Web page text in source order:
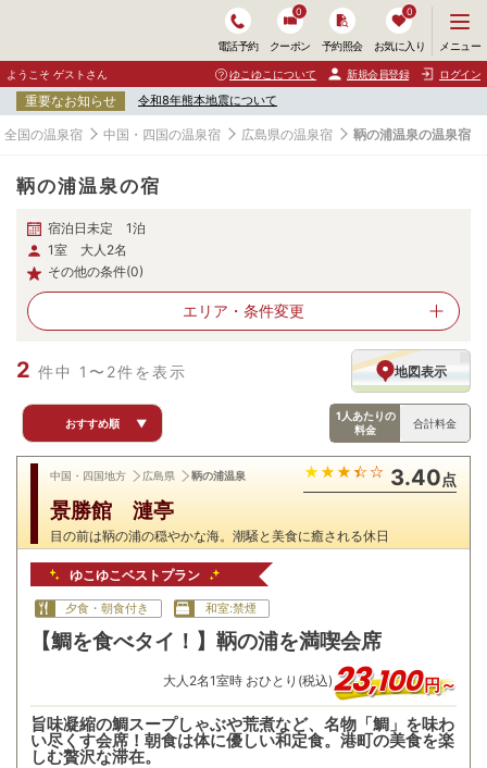
電話予約 クーポン
0
予約照会 お気に入り
0
ニ
ュ
ー
開
く
メニュー
ようこそ ゲストさん ゆこゆこについて 新規会員登録 ログイン
重要なお知らせ 令和8年熊本地震について
全国の温泉宿 中国・四国の温泉宿 広島県の温泉宿 鞆の浦温泉の温泉宿
鞆の浦温泉の宿
宿泊日未定 1泊
1室 大人2名
その他の条件(0)
エリア・ 条件変更
2 件中 1〜2件を表示 地図表示
おすすめ順 ▼
1人あたりの
料金
合計料金
中国・四国地方 広島県 鞆の浦温泉 3.40点
景勝館 漣亭
目の前は鞆の浦の穏やかな海。潮騒と美食に癒される休日
ゆこゆこベストプラン
夕食・朝食付き 和室:禁煙
【鯛を食べタイ！】鞆の浦を満喫会席
大人 2名1室時 おひとり(税込)23,100円～
旨味凝縮の鯛スープしゃぶや荒煮など、名物「鯛」を味わ
い尽くす会席！朝食は体に優しい和定食。港町の美食を楽
しむ贅沢な滞在。